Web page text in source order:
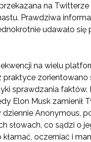
na Twitterze
Prawdziwa
udawało się
na wielu
zorientowano
sprawdzania faktów.
Elon Musk zamienił
Anonymous,
słowach, co sądzi o
oczerniać i